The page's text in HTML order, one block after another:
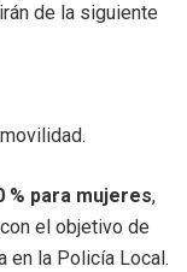
de la siguiente
% para mujeres,
el objetivo de
en la Policía Local.